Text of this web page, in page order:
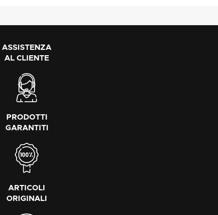
ASSISTENZA
AL CLIENTE
PRODOTTI
GARANTITI
ARTICOLI
ORIGINALI